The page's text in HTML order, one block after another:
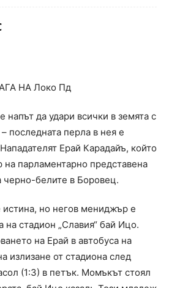
НА Локо Пд
да удари всички в земята с
последната перла в нея е
Ерай Карадайъ, който
парламентарно представена
черно-белите в Боровец.
но негов мениджър е
на стадион „Славия“ бай Ицо.
на Ерай в автобуса на
излизане от стадиона след
(1:3) в петък. Момъкът стоял